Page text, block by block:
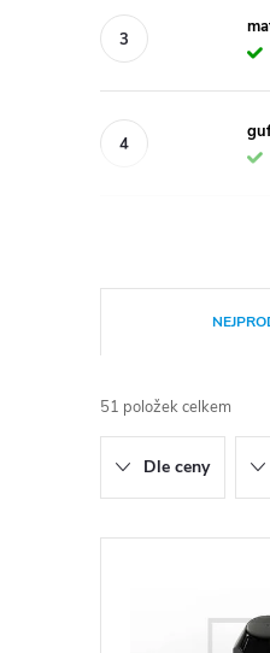
a
z
e
n
51 položek celkem
Dle ceny